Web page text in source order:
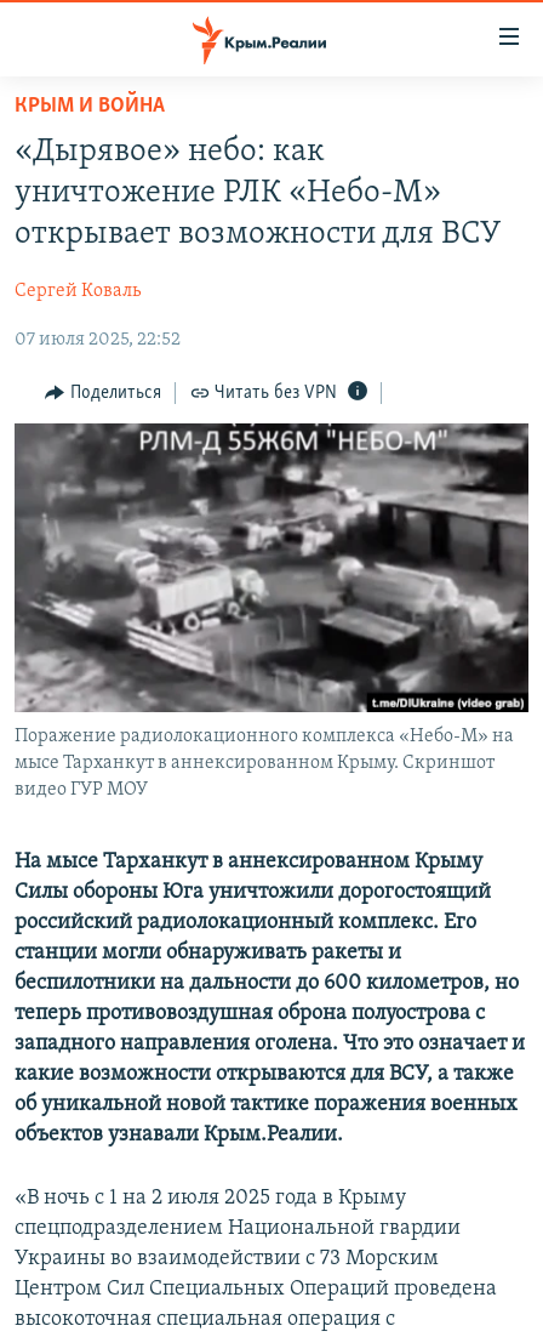
Вернуться
основному
содержанию
Вернутся
главной
навигации
Вернутся
поиску
СПЕЦПРОЕКТЫ
ЕЩЕ
ИНТЕРАКТИВ
ИНФОГРАФИКА
ТЕЛЕПРОЕКТ КРЫМ.РЕАЛИИ
СОВЕТЫ ПРАВОЗАЩИТНИКОВ
ПРОПАВШИЕ БЕЗ ВЕСТИ
ПОБЕДИТЕЛЕЙ НЕ СУДЯТ?
КРЫМ.НЕПОКОРЕННЫЙ
ELIFBE
УКРАИНСКАЯ ПРОБЛЕМА КРЫМА
РАДІО СВОБОДА
КАК ОБОЙТИ БЛОКИРОВКУ
Українською
Qırımtatar
ПРИСОЕДИНЯЙТЕСЬ!
Все сайты RFE/RL
КРЫМ И ВОЙНА
«Дырявое» небо: как
уничтожение РЛК «Небо-М»
открывает возможности для ВСУ
Сергей Коваль
07 июля 2025, 22:52
Поделиться Читать без VPN
Поражение радиолокационного комплекса «Небо-М» на
мысе Тарханкут в аннексированном Крыму. Скриншот
видео ГУР МОУ
На мысе Тарханкут в аннексированном Крыму
Силы обороны Юга уничтожили дорогостоящий
российский радиолокационный комплекс. Его
станции могли обнаруживать ракеты и
беспилотники на дальности до 600 километров, но
теперь противовоздушная оброна полуострова с
западного направления оголена. Что это означает и
какие возможности открываются для ВСУ, а также
об уникальной новой тактике поражения военных
объектов узнавали Крым.Реалии.
«В ночь с 1 на 2 июля 2025 года в Крыму
спецподразделением Национальной гвардии
Украины во взаимодействии с 73 Морским
Центром Сил Специальных Операций проведена
высокоточная специальная операция с